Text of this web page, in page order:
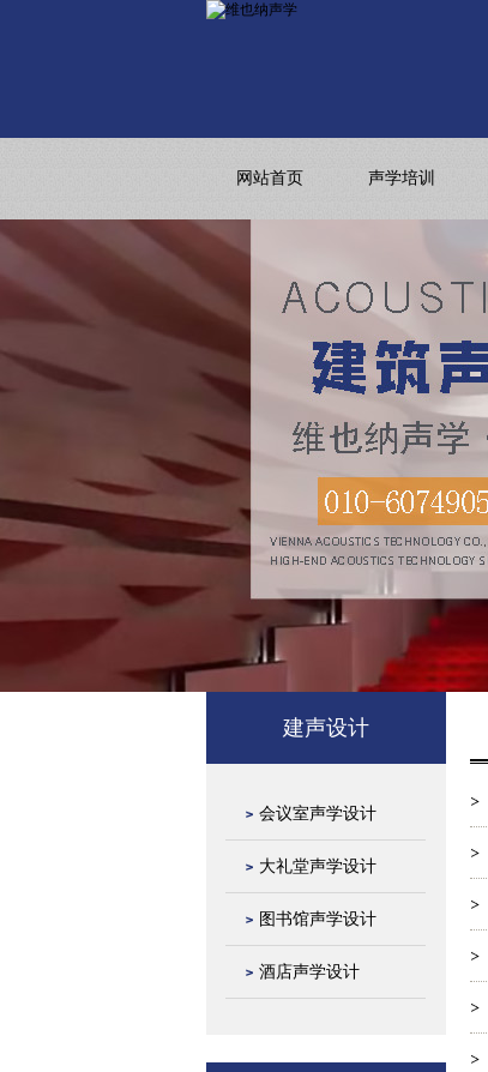
网站首页 声学培训
建声设计
会议室声学设计
大礼堂声学设计
图书馆声学设计
酒店声学设计